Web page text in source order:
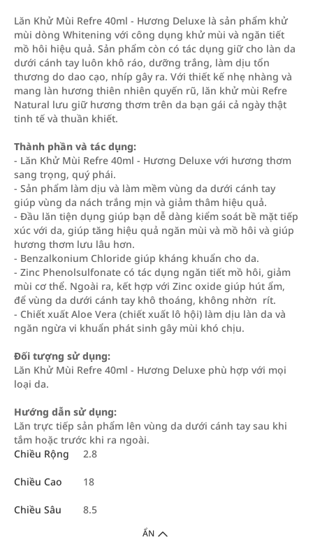
Lăn Khử Mùi Refre 40ml - Hương Deluxe là sản phẩm khử
mùi dòng Whitening với công dụng khử mùi và ngăn tiết
mồ hôi hiệu quả. Sản phẩm còn có tác dụng giữ cho làn da
dưới cánh tay luôn khô ráo, dưỡng trắng, làm dịu tổn
thương do dao cạo, nhíp gây ra. Với thiết kế nhẹ nhàng và
mang làn hương thiên nhiên quyến rũ, lăn khử mùi Refre
Natural lưu giữ hương thơm trên da bạn gái cả ngày thật
tinh tế và thuần khiết.
Thành phần và tác dụng:
- Lăn Khử Mùi Refre 40ml - Hương Deluxe với hương thơm
sang trọng, quý phái.
- Sản phẩm làm dịu và làm mềm vùng da dưới cánh tay
giúp vùng da nách trắng mịn và giảm thâm hiệu quả.
- Đầu lăn tiện dụng giúp bạn dễ dàng kiểm soát bề mặt tiếp
xúc với da, giúp tăng hiệu quả ngăn mùi và mồ hôi và giúp
hương thơm lưu lâu hơn.
- Benzalkonium Chloride giúp kháng khuẩn cho da.
- Zinc Phenolsulfonate có tác dụng ngăn tiết mồ hôi, giảm
mùi cơ thể. Ngoài ra, kết hợp với Zinc oxide giúp hút ẩm,
để vùng da dưới cánh tay khô thoáng, không nhờn rít.
- Chiết xuất Aloe Vera (chiết xuất lô hội) làm dịu làn da và
ngăn ngừa vi khuẩn phát sinh gây mùi khó chịu.
Đối tượng sử dụng:
Lăn Khử Mùi Refre 40ml - Hương Deluxe phù hợp với mọi
loại da.
Hướng dẫn sử dụng:
Lăn trực tiếp sản phẩm lên vùng da dưới cánh tay sau khi
tắm hoặc trước khi ra ngoài.
Chiều Rộng
2.8
Chiều Cao 18
Chiều Sâu 8.5
ẨN